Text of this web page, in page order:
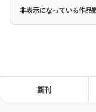
非表示になっている作品
新刊